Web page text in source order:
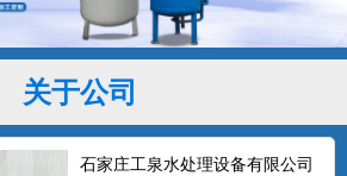
关于公司
石家庄工泉水处理设备有限公司
5T无塔供水设备